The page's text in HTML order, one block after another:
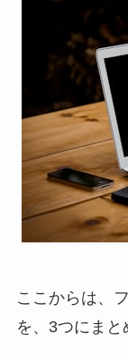
ここからは、
を、3つにまと